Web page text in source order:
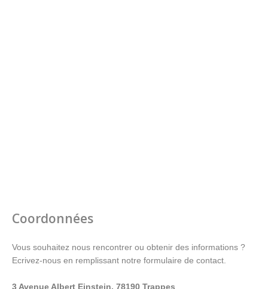
Coordonnées
Vous souhaitez nous rencontrer ou obtenir des informations ?
Ecrivez-nous en remplissant notre formulaire de contact.
3 Avenue Albert Einstein, 78190 Trappes